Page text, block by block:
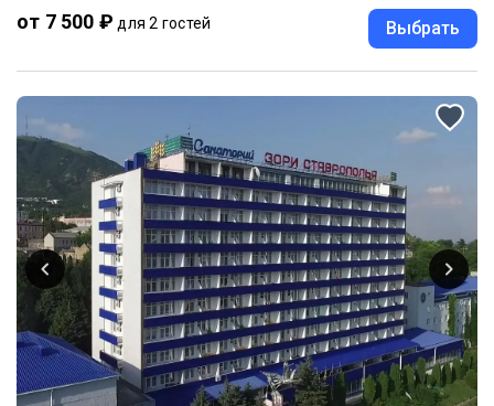
от 7 500 ₽ для 2 гостей Выбрать